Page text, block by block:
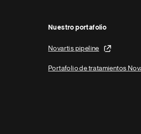
Nuestro portafolio
Novartis pipeline
Portafolio de tratamientos